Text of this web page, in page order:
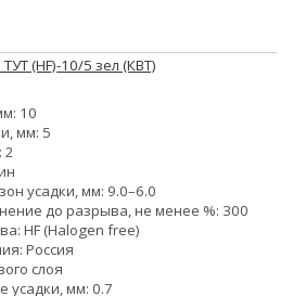
(HF)-10/5 зел (КВТ)
10
мм: 5
2
усадки, мм: 9.0–6.0
до разрыва, не менее %: 300
HF (Halogen free)
Россия
слоя
усадки, мм: 0.7